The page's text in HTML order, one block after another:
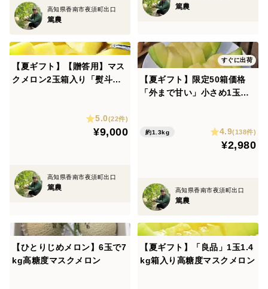
ます。
GABAの効果には、ストレスにおける免疫力の低下の抑
制、安眠効果、血圧上昇の抑制効果があると言われてい
ます。
年を取るに従って体内中のGABAの量は減るようです。
メロンにはカリウムも豊富に含まれて利尿作用にも効果
そんなマスクメロンを私達が丹精込めて精一杯愛する気
美しい外観と独特の香りや食感を余すことなく堪能して
いただけると幸いです。
一年間、常に安定した状態で美味しいメロンを届けるこ
とが出来るので安心してお買い求めください。
私達のメロン栽培について
高知県香南市夜須町出口
篤農
篤農
【夏ギフト】【贈答用】マス
クメロン2玉箱入り「熨斗対
5.0(22件)
¥9,000
高知県香南市夜須町出口
篤農
すぐに出荷
【夏ギフト】限定50箱価格
「外まで甘い」小さめ1玉箱
約1.3kg 4.9(138件)
¥2,980
高知県香南市夜須町出口
篤農
【ひとりじめメロン】6玉で7
kg高糖度マスクメロン
【夏ギフト】「良品」1玉1.4
kg箱入り高糖度マスクメロン